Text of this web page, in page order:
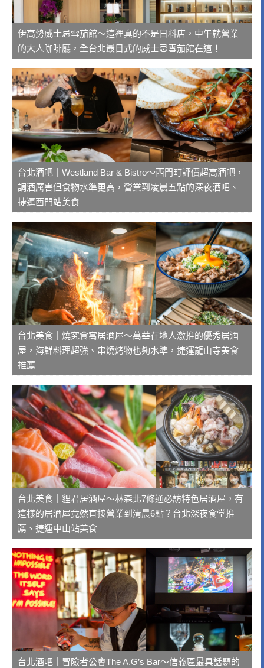
伊高勢威士忌雪茄館～這裡真的不是日料店，中午就營業
的大人咖啡廳，全台北最日式的威士忌雪茄館在這！
台北酒吧｜Westland Bar & Bistro～西門町評價超高酒吧，
調酒厲害但食物水準更高，營業到凌晨五點的深夜酒吧、
捷運西門站美食
台北美食｜燒究食寓居酒屋～萬華在地人激推的優秀居酒
屋，海鮮料理超強、串燒烤物也夠水準，捷運龍山寺美食
推薦
台北美食｜貍君居酒屋～林森北7條通必訪特色居酒屋，有
這樣的居酒屋竟然直接營業到清晨6點？台北深夜食堂推
薦、捷運中山站美食
台北酒吧｜冒險者公會The A.G’s Bar～信義區最具話題的